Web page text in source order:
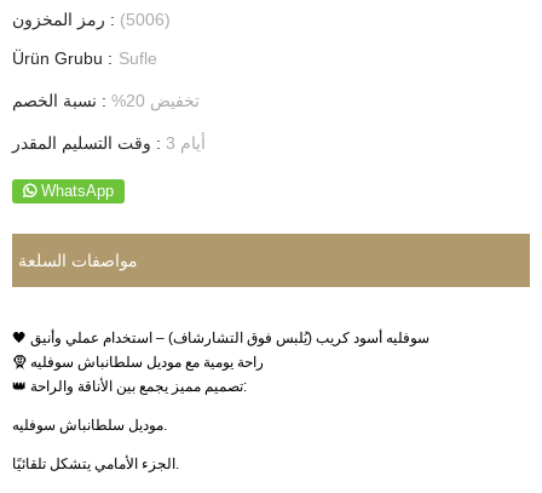
رمز المخزون
(5006)
Ürün Grubu : Sufle
نسبة الخصم : %20 تخفيض
وقت التسليم المقدر : 3 أيام
WhatsApp
مواصفات السلعة
🖤 سوفليه أسود كريب (يُلبس فوق التشارشاف) – استخدام عملي وأنيق
🧕 راحة يومية مع موديل سلطانباش سوفليه
👑 تصميم مميز يجمع بين الأناقة والراحة:
موديل سلطانباش سوفليه.
الجزء الأمامي يتشكل تلقائيًا.